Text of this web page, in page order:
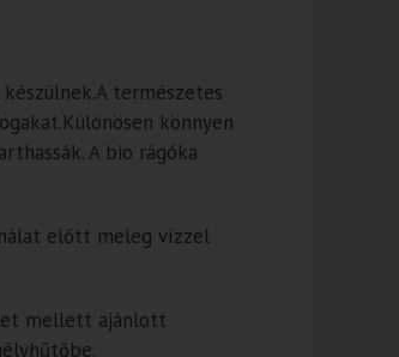
természetes
könnyen
A bio rágóka
előtt meleg vízzel
mellett ajánlott